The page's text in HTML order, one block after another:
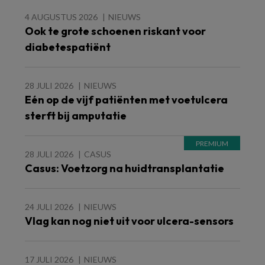
4 AUGUSTUS 2026 NIEUWS
Ook te grote schoenen riskant voor
diabetespatiënt
28 JULI 2026 NIEUWS
Eén op de vijf patiënten met voetulcera
sterft bij amputatie
28 JULI 2026 CASUS
Casus: Voetzorg na huidtransplantatie
24 JULI 2026 NIEUWS
Vlag kan nog niet uit voor ulcera-sensors
17 JULI 2026 NIEUWS